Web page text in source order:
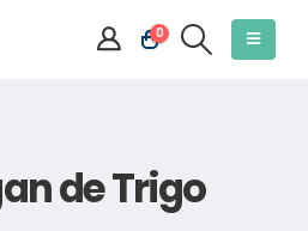
0
de Trigo